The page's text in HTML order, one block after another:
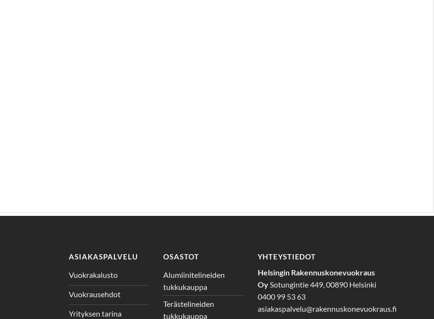
ASIAKASPALVELU
Vuokrakalusto
Vuokrausehdot
Yrityksen tarina
OSASTOT
Alumiinitelineiden
tukkukauppa
Terästelineiden
tukkukauppa
YHTEYSTIEDOT
Helsingin Rakennuskonevuokraus
OySotungintie 449, 00890 Helsinki
0400 99 53 63
asiakaspalvelu@rakennuskonevuokraus.fi